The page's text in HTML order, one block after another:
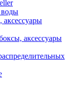
воды
аксессуары